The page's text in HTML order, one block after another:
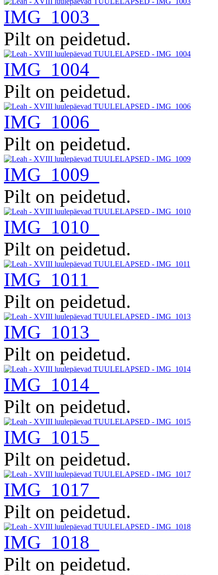
IMG_1003
Pilt on peidetud.
IMG_1004
Pilt on peidetud.
IMG_1006
Pilt on peidetud.
IMG_1009
Pilt on peidetud.
IMG_1010
Pilt on peidetud.
IMG_1011
Pilt on peidetud.
IMG_1013
Pilt on peidetud.
IMG_1014
Pilt on peidetud.
IMG_1015
Pilt on peidetud.
IMG_1017
Pilt on peidetud.
IMG_1018
Pilt on peidetud.